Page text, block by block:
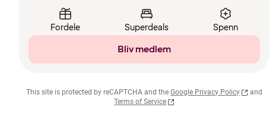
Fordele Superdeals Spenn
Bliv medlem
This site is protected by reCAPTCHA and the Google Privacy Policy
and
Terms of Service